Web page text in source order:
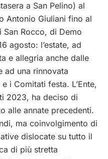
a San Pelino) al
Antonio Giuliani fino al
Rocco, di Demo
agosto: l’estate, ad
e allegria anche dalle
ad una rinnovata
i Comitati festa. L’Ente,
2023, ha deciso di
alle annate precedenti.
ma coinvolgimento di
dislocate su tutto il
di più stretta